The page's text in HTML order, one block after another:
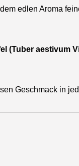
edlen Aroma
(Tuber aestivum
Geschmack in